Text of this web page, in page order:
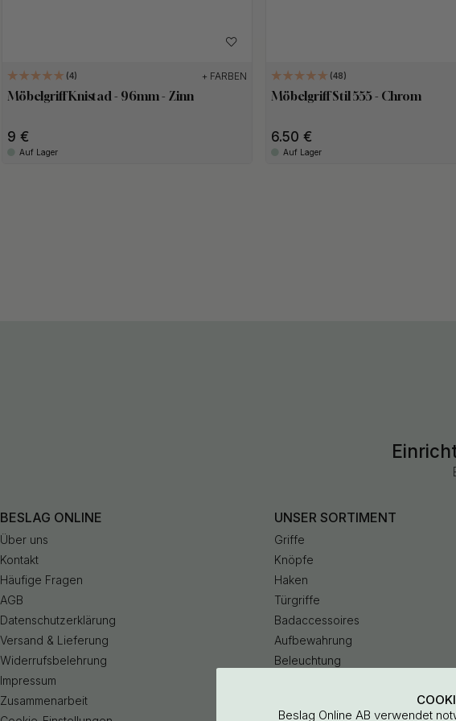
4 + FARBEN
Möbelgriff Knistad - 96mm - Zinn
9
Auf Lager
48
Möbelgriff Stil 555 - Chrom
6.50
Auf Lager
BESLAG ONLINE
Über uns
Kontakt
Häufige Fragen
AGB
Datenschutzerklärung
Versand & Lieferung
Widerrufsbelehrung
Impressum
Zusammenarbeit
UNSER SORTIMENT
Griffe
Knöpfe
Haken
Türgriffe
Badaccessoires
Aufbewahrung
Beleuchtung
Beslag Online AB verwendet